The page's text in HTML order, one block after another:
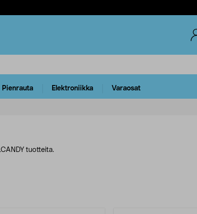
Pienrauta Elektroniikka Varaosat
tuotteita.